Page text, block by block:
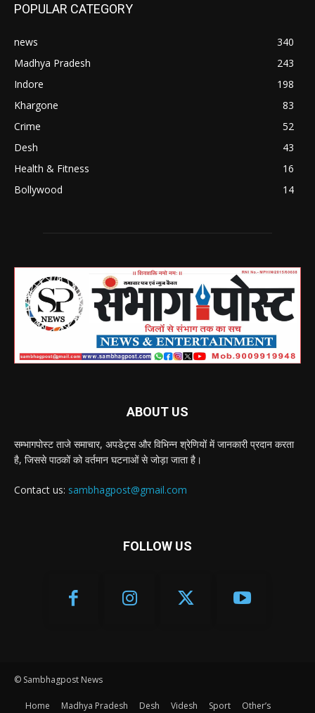
POPULAR CATEGORY
news
340
Madhya Pradesh
243
Indore
198
Khargone
83
Crime
52
Desh
43
Health & Fitness
16
Bollywood
14
ABOUT US
सम्भागपोस्ट ताजे समाचार, अपडेट्स और विभिन्न श्रेणियों में जानकारी प्रदान करता
है, जिससे पाठकों को वर्तमान घटनाओं से जोड़ा जाता है।
Contact us: sambhagpost@gmail.com
FOLLOW US
© Sambhagpost News
Home Madhya Pradesh Desh Videsh Sport Other’s